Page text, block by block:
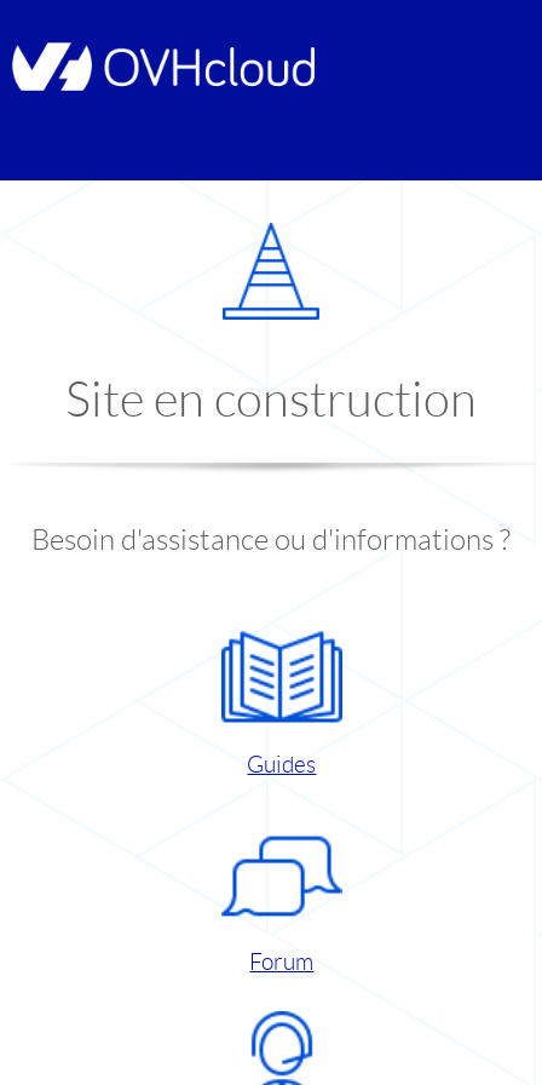
Site en construction
Besoin d'assistance ou d'informations ?
Guides
Forum